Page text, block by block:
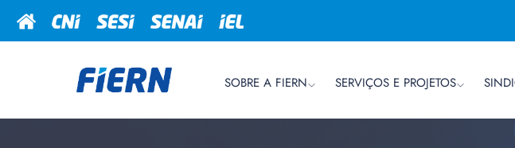
SOBRE A FIERN SERVIÇOS E PROJETOS